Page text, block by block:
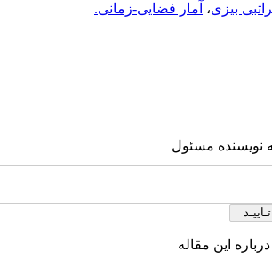
بیزی، آمار فضایی-زمانی.
نویسنده مسئول
این مقاله